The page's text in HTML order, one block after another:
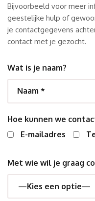
Bijvoorbeeld voor meer
geestelijke hulp of
je contactgegevens
contact met je gezocht.
Wat is je naam?
Naam *
Hoe kunnen we
E-mailadres
Met wie wil je graag